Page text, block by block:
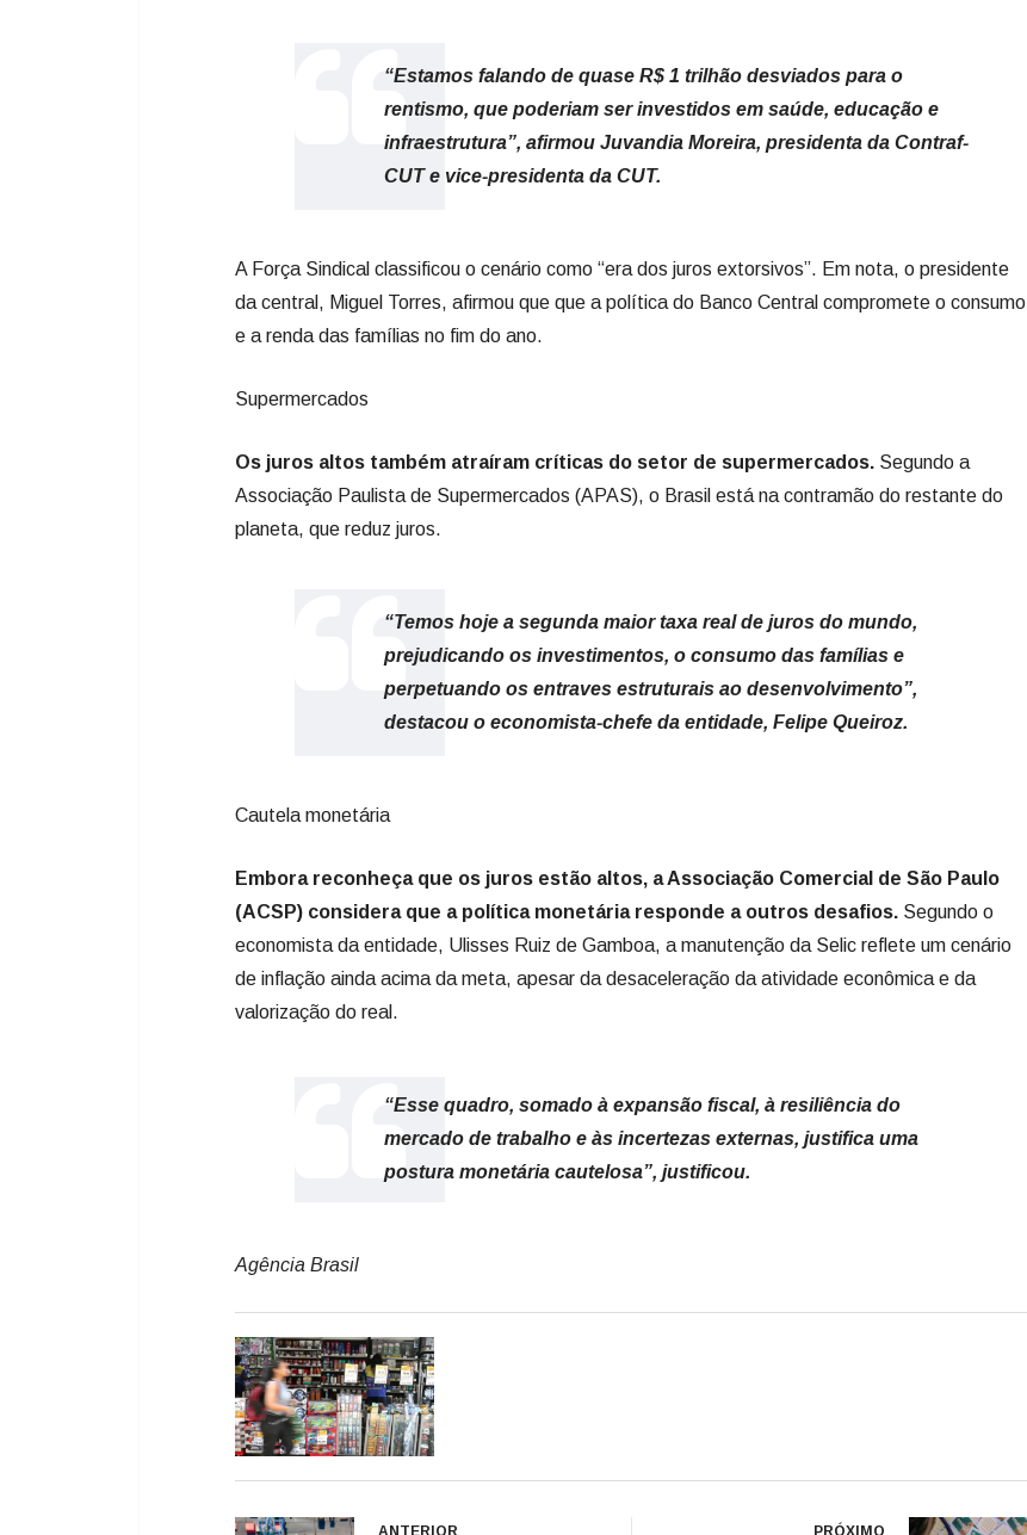
“Estamos falando de quase R$ 1 trilhão desviados para o
rentismo, que poderiam ser investidos em saúde, educação e
infraestrutura”, afirmou Juvandia Moreira, presidenta da Contraf-
CUT e vice-presidenta da CUT.
A Força Sindical classificou o cenário como “era dos juros extorsivos”. Em nota, o presidente
da central, Miguel Torres, afirmou que que a política do Banco Central compromete o consumo
e a renda das famílias no fim do ano.
Supermercados
Os juros altos também atraíram críticas do setor de supermercados. Segundo a
Associação Paulista de Supermercados (APAS), o Brasil está na contramão do restante do
planeta, que reduz juros.
“Temos hoje a segunda maior taxa real de juros do mundo,
prejudicando os investimentos, o consumo das famílias e
perpetuando os entraves estruturais ao desenvolvimento”,
destacou o economista-chefe da entidade, Felipe Queiroz.
Cautela monetária
Embora reconheça que os juros estão altos, a Associação Comercial de São Paulo
(ACSP) considera que a política monetária responde a outros desafios. Segundo o
economista da entidade, Ulisses Ruiz de Gamboa, a manutenção da Selic reflete um cenário
de inflação ainda acima da meta, apesar da desaceleração da atividade econômica e da
valorização do real.
“Esse quadro, somado à expansão fiscal, à resiliência do
mercado de trabalho e às incertezas externas, justifica uma
postura monetária cautelosa”, justificou.
Agência Brasil
ANTERIOR PRÓXIMO